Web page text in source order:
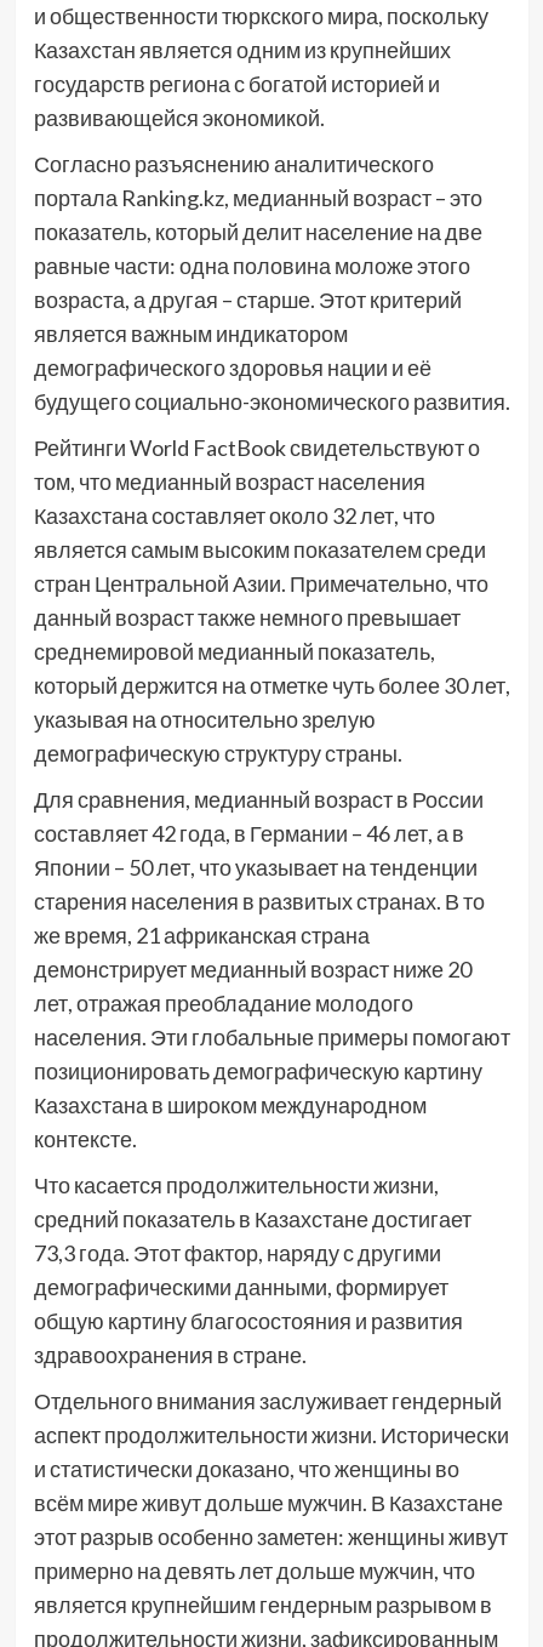
и общественности тюркского мира, поскольку
Казахстан является одним из крупнейших
государств региона с богатой историей и
развивающейся экономикой.
Согласно разъяснению аналитического
портала Ranking.kz, медианный возраст – это
показатель, который делит население на две
равные части: одна половина моложе этого
возраста, а другая – старше. Этот критерий
является важным индикатором
демографического здоровья нации и её
будущего социально-экономического развития.
Рейтинги World FactBook свидетельствуют о
том, что медианный возраст населения
Казахстана составляет около 32 лет, что
является самым высоким показателем среди
стран Центральной Азии. Примечательно, что
данный возраст также немного превышает
среднемировой медианный показатель,
который держится на отметке чуть более 30 лет,
указывая на относительно зрелую
демографическую структуру страны.
Для сравнения, медианный возраст в России
составляет 42 года, в Германии – 46 лет, а в
Японии – 50 лет, что указывает на тенденции
старения населения в развитых странах. В то
же время, 21 африканская страна
демонстрирует медианный возраст ниже 20
лет, отражая преобладание молодого
населения. Эти глобальные примеры помогают
позиционировать демографическую картину
Казахстана в широком международном
контексте.
Что касается продолжительности жизни,
средний показатель в Казахстане достигает
73,3 года. Этот фактор, наряду с другими
демографическими данными, формирует
общую картину благосостояния и развития
здравоохранения в стране.
Отдельного внимания заслуживает гендерный
аспект продолжительности жизни. Исторически
и статистически доказано, что женщины во
всём мире живут дольше мужчин. В Казахстане
этот разрыв особенно заметен: женщины живут
примерно на девять лет дольше мужчин, что
является крупнейшим гендерным разрывом в
продолжительности жизни, зафиксированным